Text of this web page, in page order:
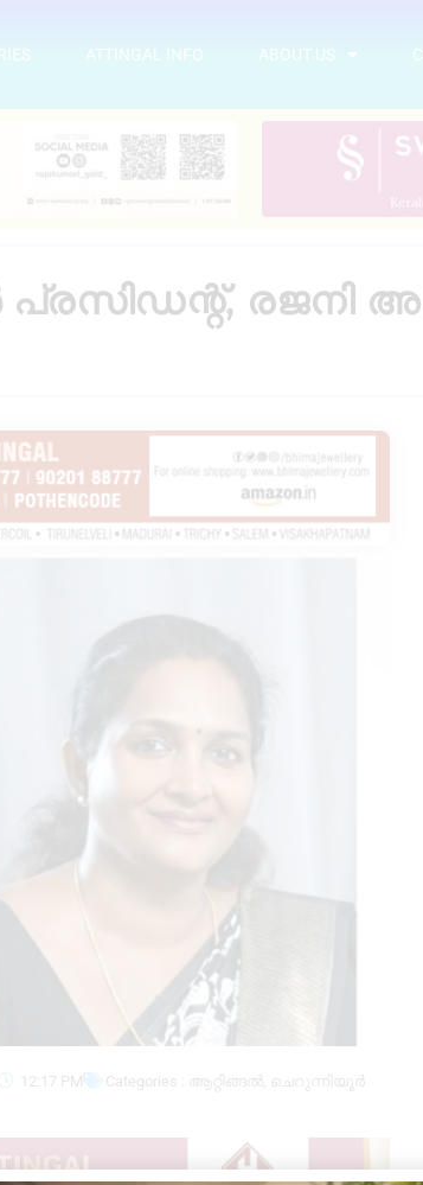
ATTINGAL INFO ABOUT US
പ്രസിഡന്റ്‌,
12:17 PM Categories : ആറ്റിങ്ങൽ ചെറുന്നിയൂർ